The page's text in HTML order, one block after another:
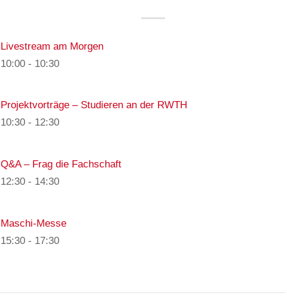
Livestream am Morgen
10:00 - 10:30
Projektvorträge – Studieren an der RWTH
10:30 - 12:30
Q&A – Frag die Fachschaft
12:30 - 14:30
Maschi-Messe
15:30 - 17:30